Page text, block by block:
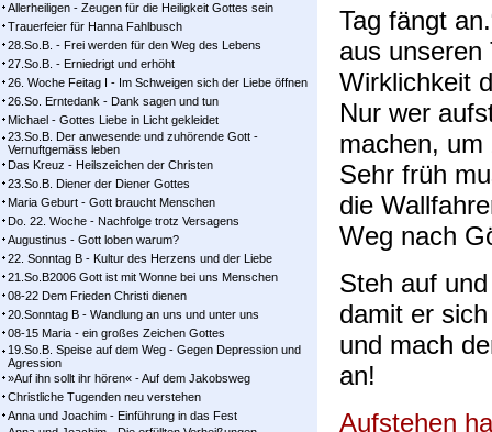
Allerheiligen - Zeugen für die Heiligkeit Gottes sein
Trauerfeier für Hanna Fahlbusch
28.So.B. - Frei werden für den Weg des Lebens
27.So.B. - Erniedrigt und erhöht
26. Woche Feitag I - Im Schweigen sich der Liebe öffnen
26.So. Erntedank - Dank sagen und tun
Michael - Gottes Liebe in Licht gekleidet
23.So.B. Der anwesende und zuhörende Gott -
Vernuftgemäss leben
Das Kreuz - Heilszeichen der Christen
23.So.B. Diener der Diener Gottes
Maria Geburt - Gott braucht Menschen
Do. 22. Woche - Nachfolge trotz Versagens
Augustinus - Gott loben warum?
22. Sonntag B - Kultur des Herzens und der Liebe
21.So.B2006 Gott ist mit Wonne bei uns Menschen
08-22 Dem Frieden Christi dienen
20.Sonntag B - Wandlung an uns und unter uns
08-15 Maria - ein großes Zeichen Gottes
19.So.B. Speise auf dem Weg - Gegen Depression und
Agression
»Auf ihn sollt ihr hören« - Auf dem Jakobsweg
Christliche Tugenden neu verstehen
Anna und Joachim - Einführung in das Fest
Tag fängt
aus
Wirklichkeit
Nur wer
machen, um
Sehr früh
die
Weg nach
Steh auf
damit er
und mach
an!
Aufstehen